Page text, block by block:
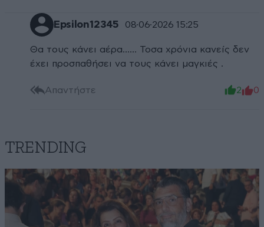
Epsilon12345 08·06·2026 15:25
Θα τους κάνει αέρα…… Τοσα χρόνια κανείς δεν
έχει προσπαθήσει να τους κάνει μαγκιές .
Απαντήστε 2 0
TRENDING